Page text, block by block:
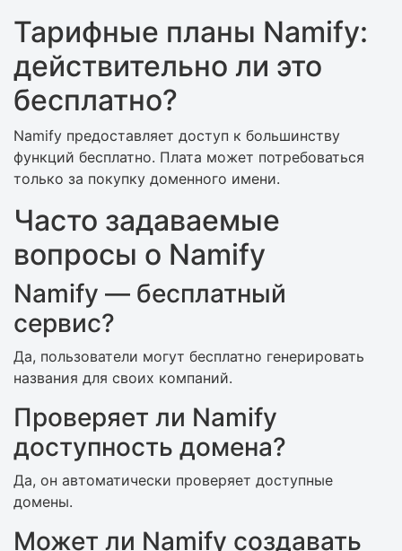
Тарифные планы Namify:
действительно ли это
бесплатно?
Namify предоставляет доступ к большинству
функций бесплатно. Плата может потребоваться
только за покупку доменного имени.
Часто задаваемые
вопросы о Namify
Namify — бесплатный
сервис?
Да, пользователи могут бесплатно генерировать
названия для своих компаний.
Проверяет ли Namify
доступность домена?
Да, он автоматически проверяет доступные
домены.
Может ли Namify создавать